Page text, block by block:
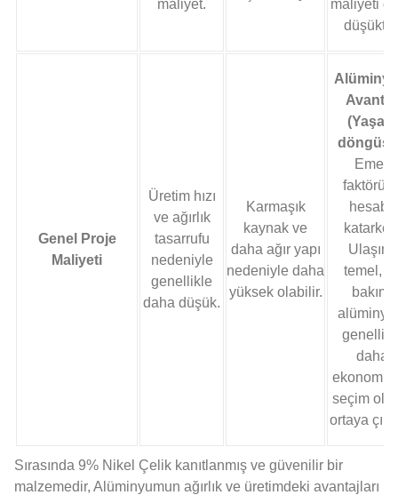
maliyet.
maliyeti
Genel Proje
Maliyeti
Üretim hızı
ve ağırlık
tasarrufu
nedeniyle
genellikle
daha düşük.
Karmaşık
kaynak ve
daha ağır yapı
nedeniyle daha
yüksek olabilir.
(Yaşam
Emek
hesaba
Ulaşım,
temel,
bakım,
daha
ekonomik
seçim
ortaya
Sırasında 9% Nikel Çelik kanıtlanmış ve güvenilir bir
malzemedir, Alüminyumun ağırlık ve üretimdeki avantajları